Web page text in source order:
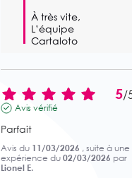
À très vite,
L’équipe
Cartaloto
5/
Avis vérifié
Parfait
Avis du 11/03/2026 , suite à une
expérience du 02/03/2026 par
Lionel E.